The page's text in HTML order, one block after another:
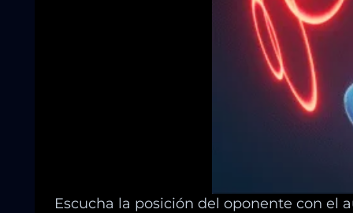
Escucha la posición del oponente con el